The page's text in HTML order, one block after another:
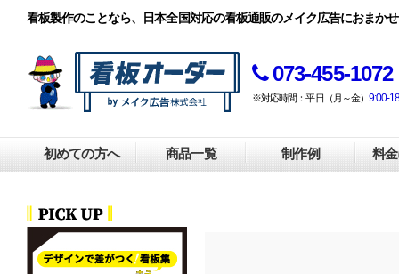
看板製作のことなら、日本全国対応の看板通販のメイク広告におまか
073-455-1072
※対応時間：平日（月～金） 9:00-
初めての方へ 商品一覧 制作例 料